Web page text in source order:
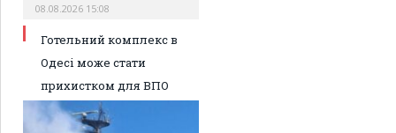
08.08.2026 15:08
Готельний комплекс в
Одесі може стати
прихистком для ВПО